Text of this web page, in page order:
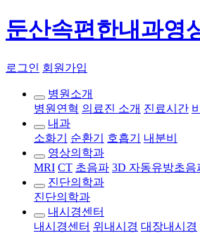
둔산속편한내과영
로그인 회원가입
병원소개
병원연혁 의료진 소개 진료시간
내과
소화기
순환기 호흡기
내분비
영상의학과
MRI CT 초음파 3D 자동유방초음
진단의학과
진단의학과
내시경센터
내시경센터 위내시경 대장내시경